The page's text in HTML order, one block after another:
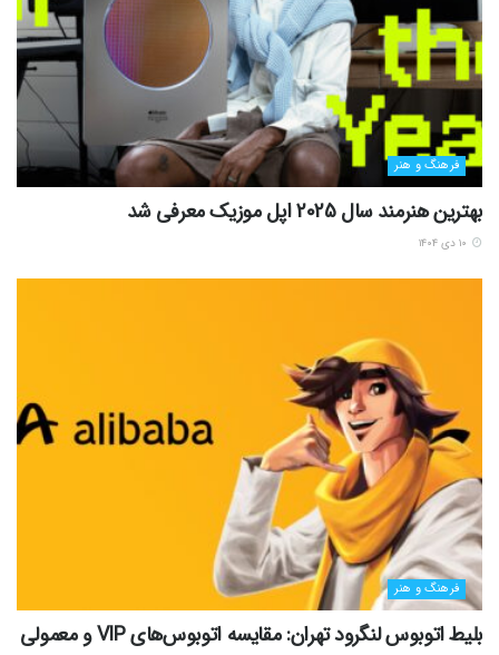
فرهنگ و هنر
بهترین هنرمند سال 2025 اپل موزیک معرفی شد
فرهنگ و هنر
بلیط اتوبوس لنگرود تهران: مقایسه اتوبوس‌های VIP و معمولی